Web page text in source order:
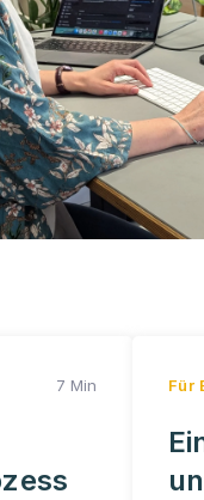
7 Min Für